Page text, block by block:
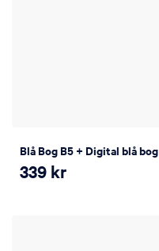
Blå Bog B5 + Digital blå bog
339 kr